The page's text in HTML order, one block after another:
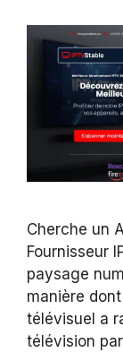
Cherche un
Fournisseur
paysage
manière
télévisuel a
télévision